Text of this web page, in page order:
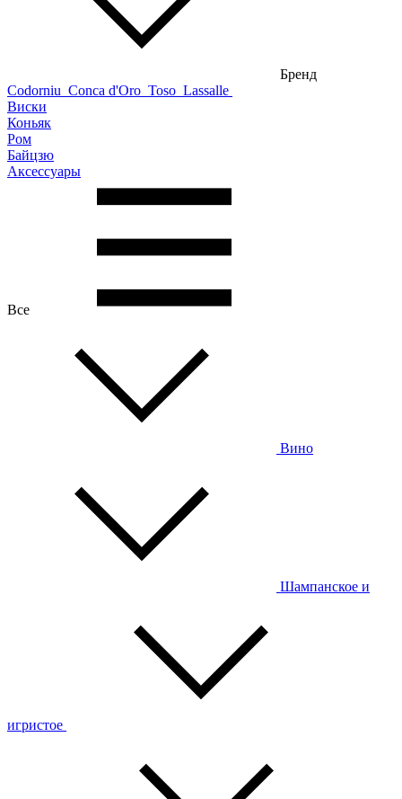
Бренд
Codorniu Conca d'Oro Toso Lassalle
Виски
Коньяк
Ром
Байцзю
Аксессуары
Все
Вино
Шампанское и
игристое